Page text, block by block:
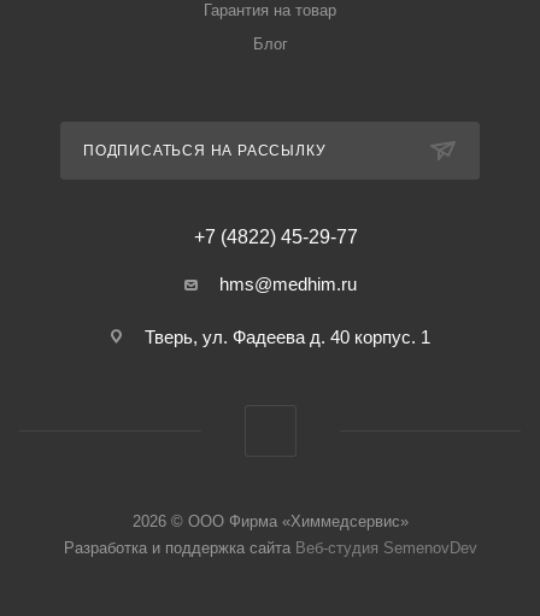
Гарантия на товар
Блог
ПОДПИСАТЬСЯ НА РАССЫЛКУ
+7 (4822) 45-29-77
hms@medhim.ru
Тверь, ул. Фадеева д. 40 корпус. 1
2026 © ООО Фирма «Химмедсервис»
Разработка и поддержка сайта Веб-студия SemenovDev